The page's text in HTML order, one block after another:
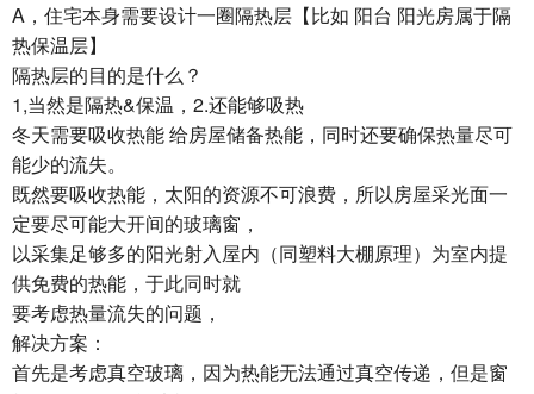
A，住宅本身需要设计一圈隔热层【比如 阳台 阳光房属于隔
热保温层】
隔热层的目的是什么？
1,当然是隔热&保温，2.还能够吸热
冬天需要吸收热能 给房屋储备热能，同时还要确保热量尽可
能少的流失。
既然要吸收热能，太阳的资源不可浪费，所以房屋采光面一
定要尽可能大开间的玻璃窗，
以采集足够多的阳光射入屋内（同塑料大棚原理）为室内提
供免费的热能，于此同时就
要考虑热量流失的问题，
解决方案：
首先是考虑真空玻璃，因为热能无法通过真空传递，但是窗